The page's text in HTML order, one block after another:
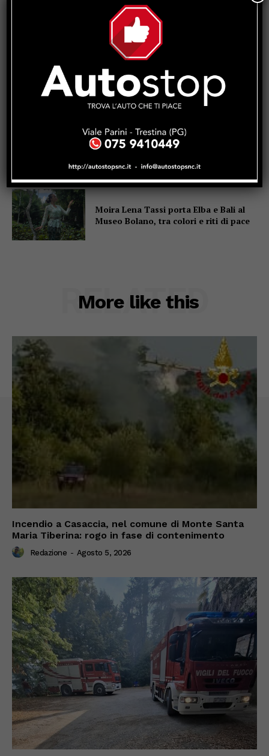
Monte Santa Maria Tiberina: incendio
tra Casaccia e Rovereto di
Marcignano, il sindaco ringrazia i
soccorritori
San Giustino, pulizia straordinaria di
fossi e canali: Simone Selvaggi, bene
anche la risposta dei privati
“Checcaglini e Chieli, il civismo è
finito: il PD di Sansepolcro all’attacco
della giunta che vira a destra”
Moira Lena Tassi porta Elba e Bali al
Museo Bolano, tra colori e riti di pace
More like this
RELATED
Incendio a Casaccia, nel comune di Monte Santa
Maria Tiberina: rogo in fase di contenimento
Redazione - Agosto 5, 2026